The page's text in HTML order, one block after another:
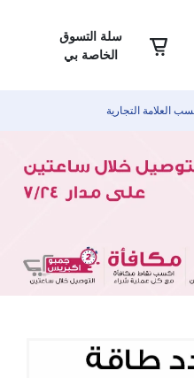
سلة التسوق
الخاصة بي
العلامة التجارية